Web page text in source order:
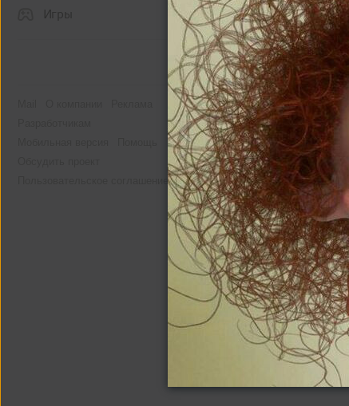
Игры
Пользовательское соглашение